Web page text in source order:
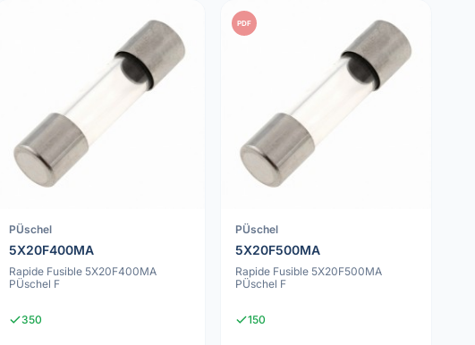
PÜschel
5X20F400MA
Rapide Fusible 5X20F400MA
PÜschel F
350
PDF
PÜschel
5X20F500MA
Rapide Fusible 5X20F500MA
PÜschel F
150